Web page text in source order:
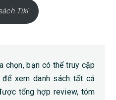
Tiki
chọn, bạn có thể truy cập
xem danh sách tất cả
tổng hợp review, tóm